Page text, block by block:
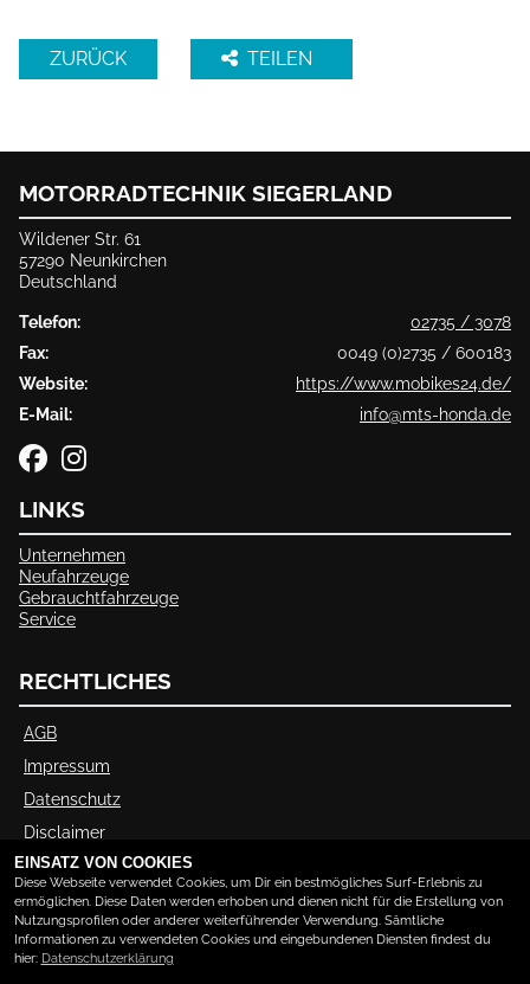
ZURÜCK TEILEN
MOTORRADTECHNIK SIEGERLAND
Wildener Str. 61
57290 Neunkirchen
Deutschland
Telefon:
02735 / 3078
Fax:
0049 (0)2735 / 600183
Website:
https://www.mobikes24.de/
E-Mail:
info@mts-honda.de
LINKS
Unternehmen
Neufahrzeuge
Gebrauchtfahrzeuge
Service
RECHTLICHES
AGB
Impressum
Datenschutz
Disclaimer
Barrierefreiheit
ÖFFNUNGSZEITEN
EINSATZ VON COOKIES
Diese Webseite verwendet Cookies, um Dir ein bestmögliches Surf-Erlebnis zu
ermöglichen. Diese Daten werden erhoben und dienen nicht für die Erstellung von
Nutzungsprofilen oder anderer weiterführender Verwendung. Sämtliche
Informationen zu verwendeten Cookies und eingebundenen Diensten findest du
hier: Datenschutzerklärung